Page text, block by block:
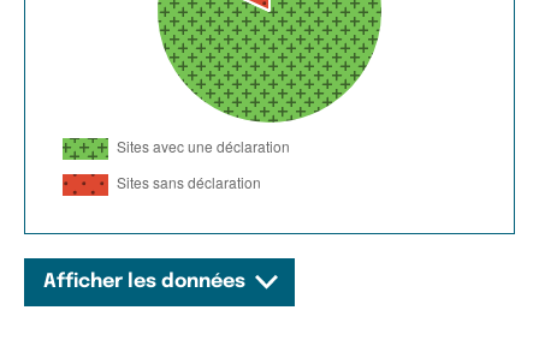
Afficher les données